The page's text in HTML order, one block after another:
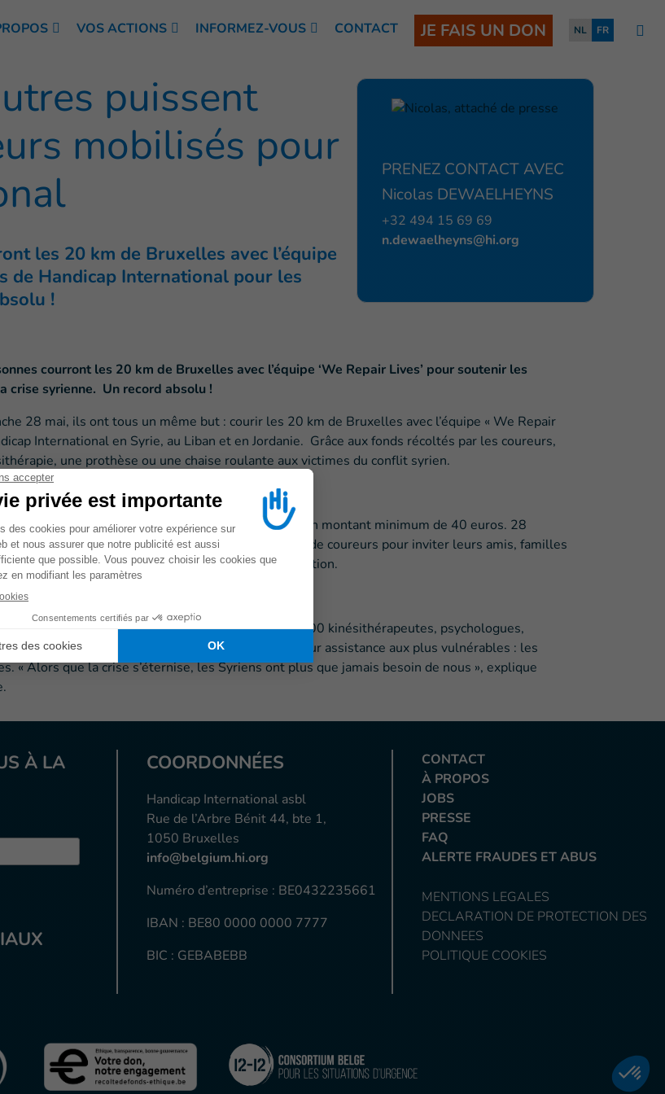
VOS ACTIONS INFORMEZ-VOUS CONTACT JE FAIS UN DON NL FR
puissent
mobilisés pour
les 20 km de Bruxelles avec l’équipe
de Handicap International pour les
!
PRENEZ CONTACT AVEC
Nicolas DEWAELHEYNS
+32 494 15 69 69
n.dewaelheyns@hi.org
courront les 20 km de Bruxelles avec l’équipe ‘We Repair Lives’ pour soutenir les
crise syrienne. Un record absolu !
28 mai, ils ont tous un même but : courir les 20 km de Bruxelles avec l’équipe « We Repair
International en Syrie, au Liban et en Jordanie. Grâce aux fonds récoltés par les coureurs,
une prothèse ou une chaise roulante aux victimes du conflit syrien.
l’ONG. Chaque coureur de l’équipe a collecté un montant minimum de 40 euros. 28
International par des coureurs ou des groupes de coureurs pour inviter leurs amis, familles
a été récolté et servira aux actions de l’organisation.
International
le début de son intervention d’urgence en 2012. 600 kinésithérapeutes, psychologues,
en Jordanie, au Liban et en Irak pour offrir leur assistance aux plus vulnérables : les
« Alors que la crise s’éternise, les Syriens ont plus que jamais besoin de nous », explique
À LA
COORDONNÉES
Handicap International asbl
Rue de l’Arbre Bénit 44, bte 1,
1050 Bruxelles
info@belgium.hi.org
Numéro d’entreprise : BE0432235661
IBAN : BE80 0000 0000 7777
BIC : GEBABEBB
CONTACT
À PROPOS
JOBS
PRESSE
FAQ
ALERTE FRAUDES ET ABUS
MENTIONS LEGALES
DECLARATION DE PROTECTION DES
DONNEES
POLITIQUE COOKIES